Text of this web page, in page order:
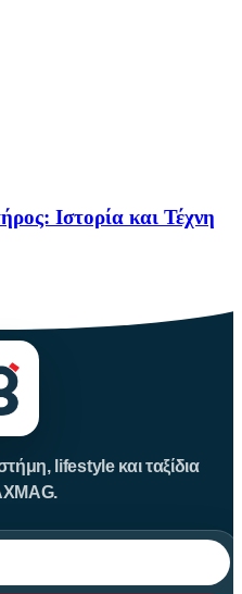
Ιστορία και Τέχνη
lifestyle και ταξίδια